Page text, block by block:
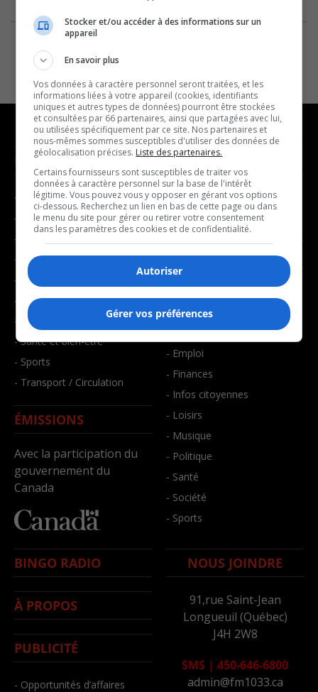
NOUVELLES
- Affaires municipales
- Communauté / Social
- Culture
- Économie
- Éducation
- Environnement
- Faits divers
- Santé et bien-être
- Sports
- Transport / Circulation
ÉMISSIONS
Avec la participation du
gouvernement du
Canada
MUSIQUE
- Décompte franco
- Joué récemment
BALADOS
- Art de vivre
- Bien-être
- Emploi
- Finances
- Infos citoyennes
- Loisirs
- Musique
- Politique
- Santé
- Société
- Sports
BINGO RADIO
À PROPOS
PUBLICITÉ
- Opportunités d’affaires
NOUS JOINDRE
91,rue Saint-Jean
Longueuil (Québec)
J4H 2W8
SMS | 450-646-6800
admin@fm1033.ca
Stocker et/ou accéder à des informations sur un
appareil
En savoir plus
Vos données à caractère personnel seront traitées, et les
informations liées à votre appareil (cookies, identifiants
uniques et autres types de données) pourront être stockées
et consultées par 66 partenaires, ainsi que partagées avec lui,
ou utilisées spécifiquement par ce site. Nos partenaires et
nous-mêmes sommes susceptibles d'utiliser des données de
géolocalisation précises. Liste des partenaires.
Certains fournisseurs sont susceptibles de traiter vos
données à caractère personnel sur la base de l'intérêt
légitime. Vous pouvez vous y opposer en gérant vos options
ci-dessous. Recherchez un lien en bas de cette page ou dans
le menu du site pour gérer ou retirer votre consentement
dans les paramètres des cookies et de confidentialité.
Autoriser
Gérer vos préférences